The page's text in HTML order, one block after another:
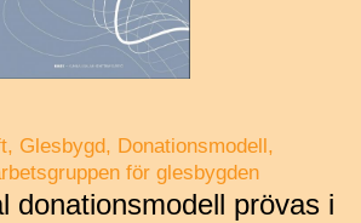
Glesbygd
Donationsmodell
för glesbygden
donationsmodell prövas i